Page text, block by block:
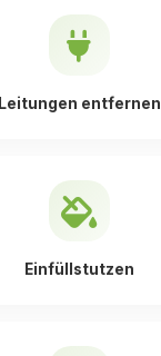
Leitungen entfernen
Einfüllstutzen